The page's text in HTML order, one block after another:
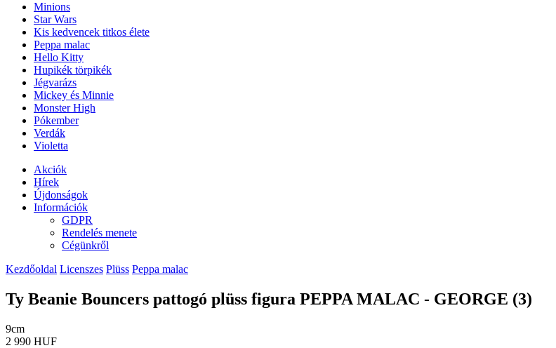
Minions
Star Wars
Kis kedvencek titkos élete
Peppa malac
Hello Kitty
Hupikék törpikék
Jégvarázs
Mickey és Minnie
Monster High
Pókember
Verdák
Violetta
Akciók
Hírek
Újdonságok
Információk
GDPR
Rendelés menete
Cégünkről
Kezdőoldal Licenszes Plüss Peppa malac
Ty Beanie Bouncers pattogó plüss figura PEPPA MALAC - GEORGE (3)
9cm
2 990 HUF